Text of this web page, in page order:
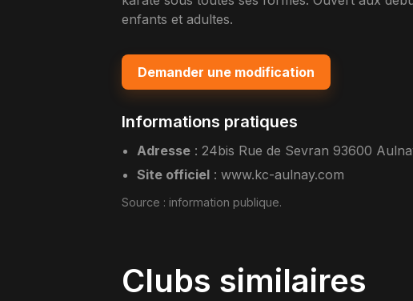
enfants et adultes.
Demander une modification
Informations pratiques
Adresse :24bis Rue de Sevran 93600
Site officiel :www.kc-aulnay.com
Source : information publique.
Clubs similaires